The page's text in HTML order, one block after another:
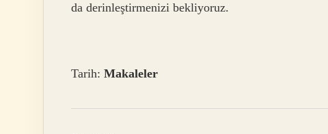
da derinleştirmenizi bekliyoruz.
Tarih: Makaleler